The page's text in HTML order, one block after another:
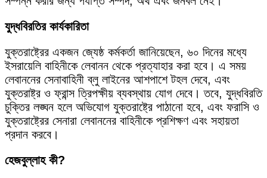
যুদ্ধবিরতির কার্যকারিতা
যুক্তরাষ্ট্রের একজন জ্যেষ্ঠ কর্মকর্তা জানিয়েছেন, ৬০ দিনের মধ্যে
ইসরায়েলি বাহিনীকে লেবানন থেকে প্রত্যাহার করা হবে। এ সময়
লেবাননের সেনাবাহিনী ব্লু লাইনের আশপাশে টহল দেবে, এবং
যুক্তরাষ্ট্র ও ফ্রান্স ত্রিপক্ষীয় ব্যবস্থায় যোগ দেবে। তবে, যুদ্ধবিরতি
চুক্তির লঙ্ঘন হলে অভিযোগ যুক্তরাষ্ট্রে পাঠানো হবে, এবং ফরাসি ও
যুক্তরাষ্ট্রের সেনারা লেবাননের বাহিনীকে প্রশিক্ষণ এবং সহায়তা
প্রদান করবে।
হেজবুল্লাহ কী?